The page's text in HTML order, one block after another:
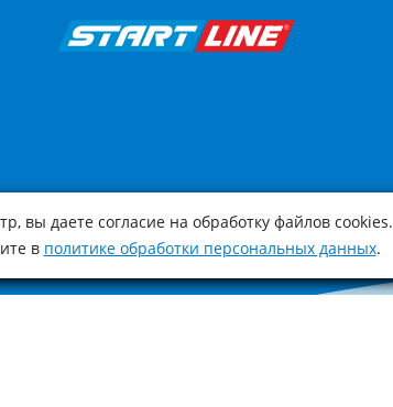
вы даете согласие на обработку файлов cookies.
в политике обработки персональных данных.